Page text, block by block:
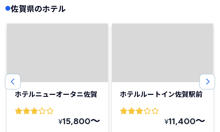
佐賀県のホテル
ホテルニューオータニ佐賀
¥15,800〜
ホテルルートイン佐賀駅前
¥11,400〜